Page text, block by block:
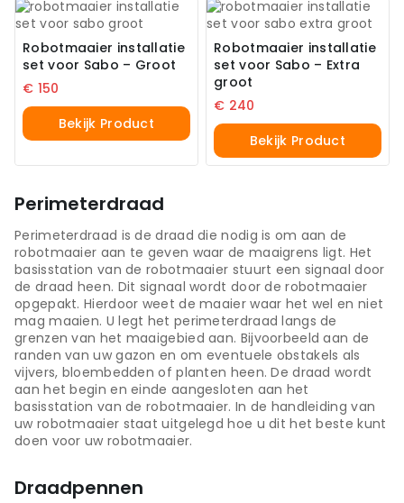
Robotmaaier installatie
set voor Sabo – Groot
€ 150
Bekijk Product
Robotmaaier installatie
set voor Sabo – Extra
groot
€ 240
Bekijk Product
Perimeterdraad
Perimeterdraad is de draad die nodig is om aan de
robotmaaier aan te geven waar de maaigrens ligt. Het
basisstation van de robotmaaier stuurt een signaal door
de draad heen. Dit signaal wordt door de robotmaaier
opgepakt. Hierdoor weet de maaier waar het wel en niet
mag maaien. U legt het perimeterdraad langs de
grenzen van het maaigebied aan. Bijvoorbeeld aan de
randen van uw gazon en om eventuele obstakels als
vijvers, bloembedden of planten heen. De draad wordt
aan het begin en einde aangesloten aan het
basisstation van de robotmaaier. In de handleiding van
uw robotmaaier staat uitgelegd hoe u dit het beste kunt
doen voor uw robotmaaier.
Draadpennen